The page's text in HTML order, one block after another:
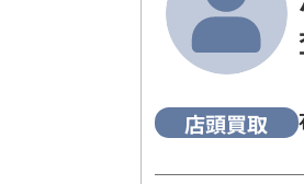
店頭買取